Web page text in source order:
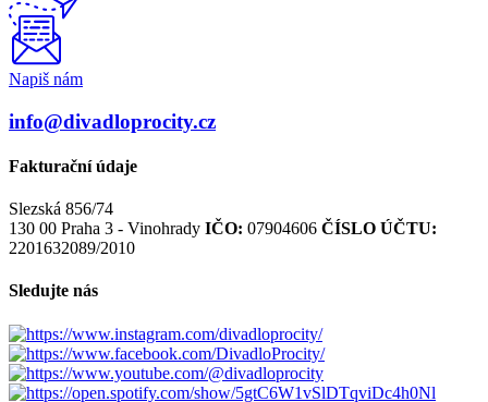
Napiš nám
info@divadloprocity.cz
Fakturační údaje
Slezská 856/74
130 00 Praha 3 - Vinohrady IČO: 07904606 ČÍSLO ÚČTU:
2201632089/2010
Sledujte nás